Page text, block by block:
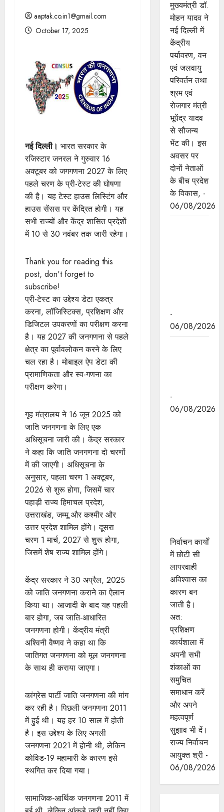
aaptak.co.in1@gmail.com
October 17, 2025
नई दिल्ली। भारत सरकार के
रजिस्टार जनरल ने गुरुवार 16
अक्टूबर को जगगणना 2027 के लिए
पहले चरण के प्री-टेस्ट की घोषणा
की है। यह टेस्ट हाउस लिस्टिंग और
हाउस सेंसस पर केंद्रित होगी। यह
सभी राज्यों और केंद्र शासित प्रदेशों
में 10 से 30 नवंबर तक जारी रहेगा।
Thank you for reading this
post, don't forget to
subscribe!
प्री-टेस्ट का उद्देश्य डेटा एकत्र
करना, लॉजिस्टिक्स, प्रशिक्षण और
डिजिटल उपकरणों का परीक्षण करना
है। यह 2027 की जनगणना से पहले
क्षेत्र का पूर्वावलोकन करने के लिए
चल रहा है। मोबाइल ऐप डेटा की
प्रामाणिकता और स्व-गणना का
परीक्षण करेगा।
गृह मंत्रालय ने 16 जून 2025 को
जाति जनगणना के लिए एक
अधिसूचना जारी की। केंद्र सरकार
ने कहा कि जाति जनगणना दो चरणों
में की जाएगी। अधिसूचना के
अनुसार, पहला चरण 1 अक्टूबर,
2026 से शुरू होगा, जिसमें चार
पहाड़ी राज्य हिमाचल प्रदेश,
उत्तराखंड, जम्मू और कश्मीर और
उत्तर प्रदेश शामिल होंगे। दूसरा
चरण 1 मार्च, 2027 से शुरू होगा,
जिसमें शेष राज्य शामिल होंगे।
केंद्र सरकार ने 30 अप्रैल, 2025
को जाति जनगणना कराने का ऐलान
किया था। आजादी के बाद यह पहली
बार होगा, जब जाति-आधारित
जनगणना होगी। केंद्रीय मंत्री
अश्विनी वैष्णव ने कहा था कि
जातिगत जनगणना को मूल जनगणना
के साथ ही कराया जाएगा।
कांग्रेस पार्टी जाति जनगणना की मांग
कर रही है। पिछली जनगणना 2011
में हुई थी। यह हर 10 साल में होती
है। इस उद्देश्य के लिए अगली
जनगणना 2021 में होनी थी, लेकिन
कोविड-19 महामारी के कारण इसे
स्थगित कर दिया गया।
सामाजिक-आर्थिक जनगणना 2011 में
मुख्यमंत्री डॉ.
मोहन यादव ने
नई दिल्ली में
केंद्रीय
पर्यावरण, वन
एवं जलवायु
परिवर्तन तथा
श्रम एवं
रोजगार मंत्री
भूपेंद्र यादव
से सौजन्य
भेंट की। इस
अवसर पर
दोनों नेताओं
के बीच प्रदेश
के विकास, -
06/08/2026
-
06/08/2026
-
06/08/2026
निर्वाचन कार्यों
में छोटी सी
लापरवाही
अविश्वास का
कारण बन
जाती है।
अत:
प्रशिक्षण
कार्यशाला में
अपनी सभी
शंकाओं का
समुचित
समाधान करें
और अपने
महत्वपूर्ण
सुझाव भी दें।
राज्य निर्वाचन
आयुक्त श्री -
06/08/2026